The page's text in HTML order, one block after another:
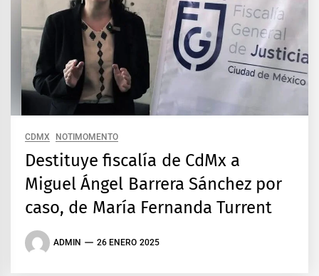
CDMX NOTIMOMENTO
Destituye fiscalía de CdMx a
Miguel Ángel Barrera Sánchez por
caso, de María Fernanda Turrent
ADMIN 26 ENERO 2025